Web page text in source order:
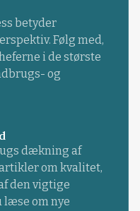
betyder
Følg med,
i de største
og
dækning af
om kvalitet,
den vigtige
læse om nye